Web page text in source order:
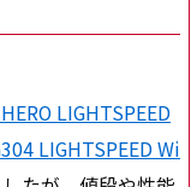
LIGHTSPEED
LIGHTSPEED Wi